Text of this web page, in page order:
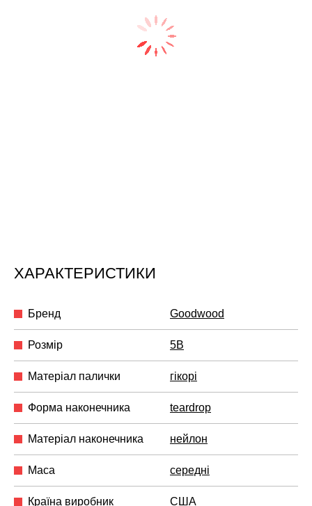
ХАРАКТЕРИСТИКИ
Бренд Goodwood
Розмір 5B
Матеріал палички гікорі
Форма наконечника teardrop
Матеріал наконечника нейлон
Маса середні
Країна виробник США